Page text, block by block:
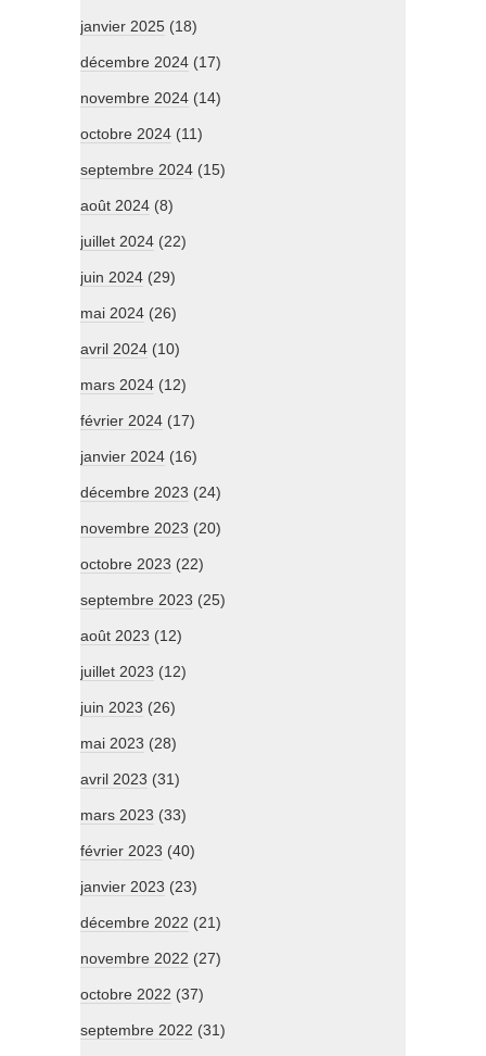
janvier 2025 (18)
décembre 2024 (17)
novembre 2024 (14)
octobre 2024 (11)
septembre 2024 (15)
août 2024 (8)
juillet 2024 (22)
juin 2024 (29)
mai 2024 (26)
avril 2024 (10)
mars 2024 (12)
février 2024 (17)
janvier 2024 (16)
décembre 2023 (24)
novembre 2023 (20)
octobre 2023 (22)
septembre 2023 (25)
août 2023 (12)
juillet 2023 (12)
juin 2023 (26)
mai 2023 (28)
avril 2023 (31)
mars 2023 (33)
février 2023 (40)
janvier 2023 (23)
décembre 2022 (21)
novembre 2022 (27)
octobre 2022 (37)
septembre 2022 (31)